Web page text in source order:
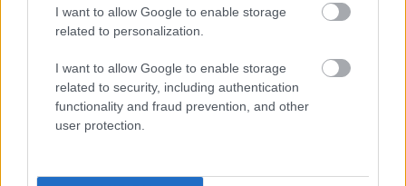
I want to allow Google to enable storage
related to personalization.
I want to allow Google to enable storage
related to security, including authentication
functionality and fraud prevention, and other
user protection.
s/1521559317900639/
After link:https://www.facebook.com/event
KERET Facebook:http://fb.com/keretblog
Kikeltető Facebook:http://fb.com/kikelteto
Krúbi:https://www.youtube.com/watch?